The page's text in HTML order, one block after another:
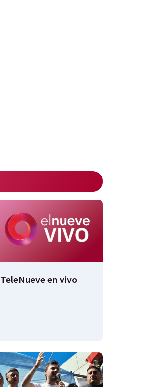
TeleNueve en vivo